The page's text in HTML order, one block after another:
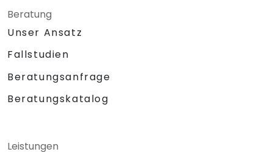
Beratung
Unser Ansatz
Fallstudien
Beratungsanfrage
Beratungskatalog
Leistungen